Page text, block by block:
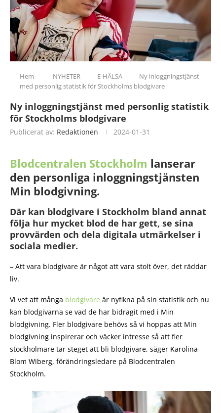
Hem NYHETER E-HÄLSA
Ny inloggningstjänst
med personlig statistik för Stockholms blodgivare
Ny inloggningstjänst med personlig statistik
för Stockholms blodgivare
Publicerat av: Redaktionen 2024-01-31
Blodcentralen Stockholm lanserar
den personliga inloggningstjänsten
Min blodgivning.
Där kan blodgivare i Stockholm bland annat
följa hur mycket blod de har gett, se sina
provvärden och dela digitala utmärkelser i
sociala medier.
– Att vara blodgivare är något att vara stolt över, det räddar
liv.
Vi vet att många blodgivare är nyfikna på sin statistik och nu
kan blodgivarna se vad de har bidragit med i Min
blodgivning. Fler blodgivare behövs så vi hoppas att Min
blodgivning inspirerar och väcker intresse så att fler
stockholmare tar steget att bli blodgivare, säger Karolina
Blom Wiberg, förändringsledare på Blodcentralen
Stockholm.